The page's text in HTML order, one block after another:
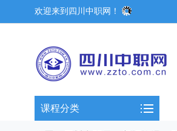
欢迎来到四川中职网！
课程分类